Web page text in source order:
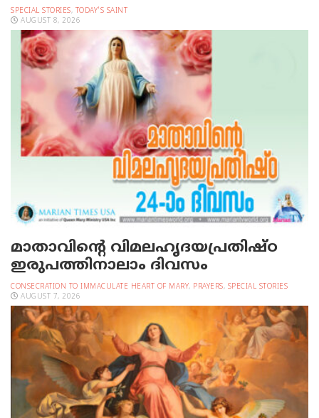
SPECIAL STORIES, TODAY'S SAINT
AUGUST 8, 2026
മാതാവിന്റെ വിമലഹൃദയപ്രതിഷ്ഠ
ഇരുപത്തിനാലാം ദിവസം
CONSECRATION TO IMMACULATE HEART OF MARY, PRAYERS, SPECIAL STORIES
AUGUST 7, 2026